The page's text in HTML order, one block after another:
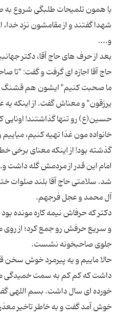
با همون تلمیحات طلبگی شروع به
شهدا گفتند و از مقامشون نزد خدا،
بعد از حرف های حاج آقا، دکتر
حاج آقا اجازه ای گرفت و گفت: "تا
ما صحبت کنیم" ایشون هم قشنگ
یرزقون" و معناش گفت. از اینکه یه
حسین(ع) رو تنها گذاشتند! اونایی
خانواده مون غذا تهیه کنیم، میاییم
گذشته بود! از اینکه معنای برخی
امام این قدر از مردمش گله داشت
شد. سلامتی حاج آقا بلند صلوات
دکتر که حرفاش نیمه کاره مونده
و سریع حرفش رو جمع کرد؛ از روی
حالا ماییم و یه پیرمرد خوش سخن
خورده ای سال داشت. بسم اللهی
خوش آمد گفت و به خاطر تاخیر